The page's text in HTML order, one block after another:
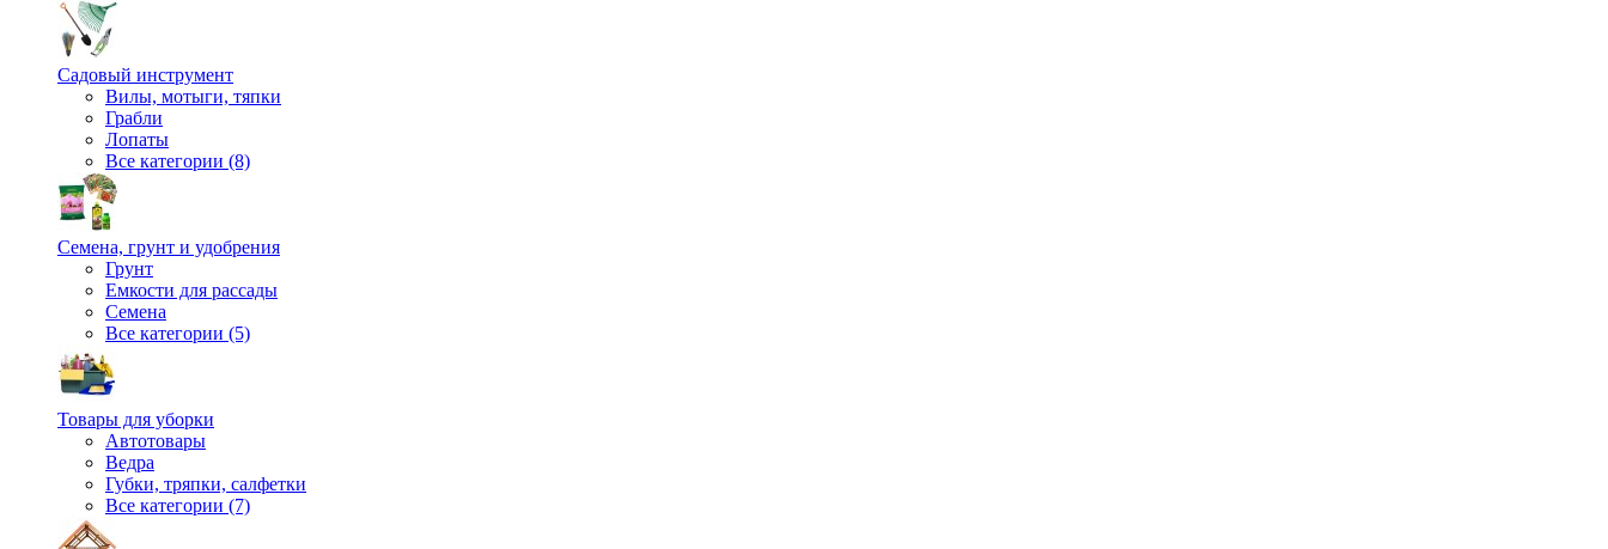
Садовый инструмент
Вилы, мотыги, тяпки
Грабли
Лопаты
Все категории (8)
Семена, грунт и удобрения
Грунт
Емкости для рассады
Семена
Все категории (5)
Товары для уборки
Автотовары
Ведра
Губки, тряпки, салфетки
Все категории (7)